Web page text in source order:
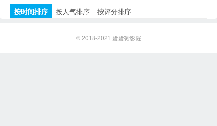
按时间排序
按人气排序 按评分排序
© 2018-2021 蛋蛋赞影院